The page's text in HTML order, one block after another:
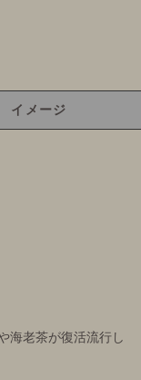
イメージ
海老茶が復活流行し